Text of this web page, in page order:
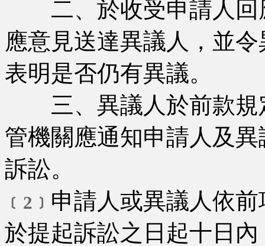
二、於收受申請人回
應意見送達異議人，並
表明是否仍有異議。
三、異議人於前款規
管機關應通知申請人及
訴訟。
﹝2﹞ 申請人或異議人依
於提起訴訟之日起十日